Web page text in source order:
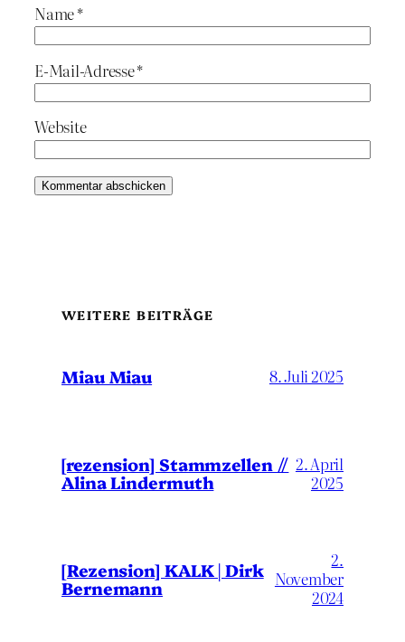
Name*
E-Mail-Adresse*
Website
WEITERE BEITRÄGE
Miau Miau 8. Juli 2025
[rezension] Stammzellen //
Alina Lindermuth
2. April
2025
[Rezension] KALK | Dirk
Bernemann
2.
November
2024